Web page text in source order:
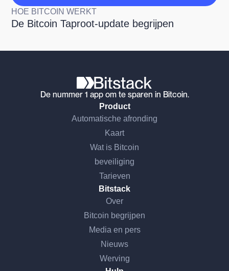
HOE BITCOIN WERKT
De Bitcoin Taproot-update begrijpen
De nummer 1 app om te sparen in Bitcoin.
Product
Automatische afronding
Kaart
Wat is Bitcoin
beveiliging
Tarieven
Bitstack
Over
Bitcoin begrijpen
Media en pers
Nieuws
Werving